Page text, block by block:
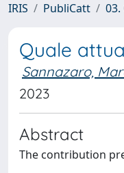
IRIS PubliCatt
Quale
Sannazaro,
2023
Abstract
The contribution